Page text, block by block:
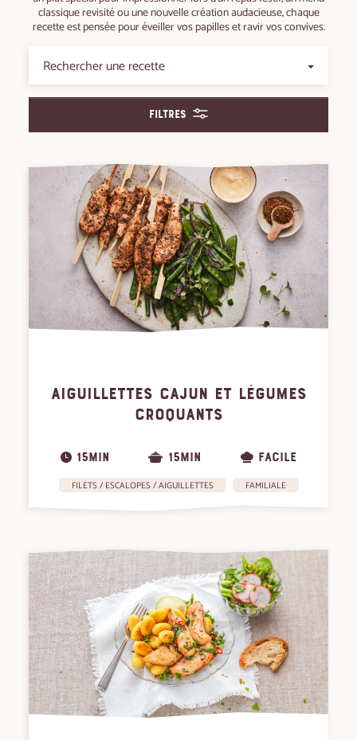
classique revisité ou une nouvelle création audacieuse, chaque
recette est pensée pour éveiller vos papilles et ravir vos convives.
Filtres
AIGUILLETTES CAJUN ET LÉGUMES
CROQUANTS
15MIN 15MIN FACILE
FILETS / ESCALOPES / AIGUILLETTES FAMILIALE